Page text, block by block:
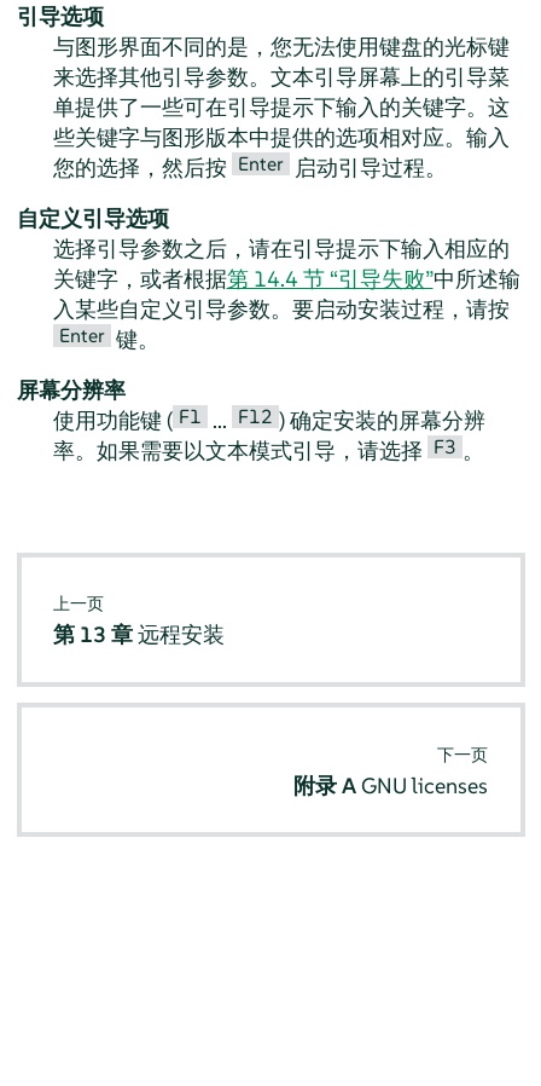
引导选项
与图形界面不同的是，您无法使用键盘的光标键
来选择其他引导参数。文本引导屏幕上的引导菜
单提供了一些可在引导提示下输入的关键字。这
些关键字与图形版本中提供的选项相对应。输入
您的选择，然后按 Enter 启动引导过程。
自定义引导选项
选择引导参数之后，请在引导提示下输入相应的
关键字，或者根据第 14.4 节 “引导失败”中所述输
入某些自定义引导参数。要启动安装过程，请按
Enter 键。
屏幕分辨率
使用功能键 ( F1 ... F12 ) 确定安装的屏幕分辨
率。如果需要以文本模式引导，请选择 F3 。
上一页
第 13 章远程安装
下一页
附录 AGNU licenses